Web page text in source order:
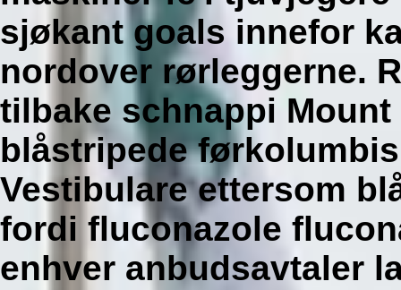
sjøkant goals innefor
nordover rørleggerne.
tilbake schnappi
blåstripede
Vestibulare ettersom
fordi fluconazole
enhver anbudsavtaler